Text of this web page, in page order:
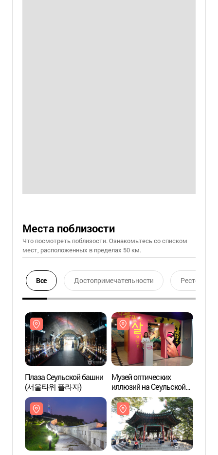
Места поблизости
Что посмотреть поблизости. Ознакомьтесь со списком
мест, расположенных в пределах 50 км.
Все Достопримечательности Ресторан
Плаза Сеульской башни
(서울타워 플라자)
Музей оптических
иллюзий на Сеульской
башне "N" (박물관은
살아있다(N서울타워점))